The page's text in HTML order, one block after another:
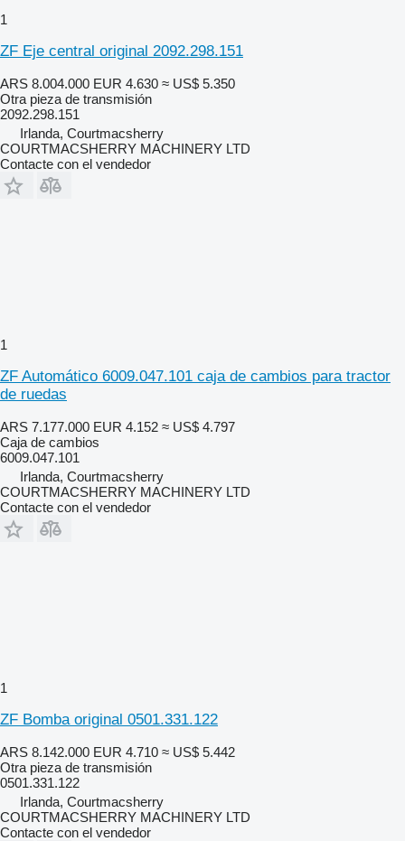
1
ZF Eje central original 2092.298.151
ARS 8.004.000 EUR 4.630 ≈ US$ 5.350
Otra pieza de transmisión
2092.298.151
Irlanda, Courtmacsherry
COURTMACSHERRY MACHINERY LTD
Contacte con el vendedor
1
ZF Automático 6009.047.101 caja de cambios para tractor
de ruedas
ARS 7.177.000 EUR 4.152 ≈ US$ 4.797
Caja de cambios
6009.047.101
Irlanda, Courtmacsherry
COURTMACSHERRY MACHINERY LTD
Contacte con el vendedor
1
ZF Bomba original 0501.331.122
ARS 8.142.000 EUR 4.710 ≈ US$ 5.442
Otra pieza de transmisión
0501.331.122
Irlanda, Courtmacsherry
COURTMACSHERRY MACHINERY LTD
Contacte con el vendedor